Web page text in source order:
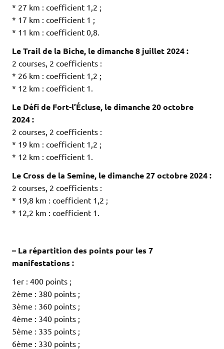
* 27 km : coefficient 1,2 ;
* 17 km : coefficient 1 ;
* 11 km : coefficient 0,8.
Le Trail de la Biche, le dimanche 8 juillet 2024 :
2 courses, 2 coefficients :
* 26 km : coefficient 1,2 ;
* 12 km : coefficient 1.
Le Défi de Fort-l’Écluse, le dimanche 20 octobre
2024 :
2 courses, 2 coefficients :
* 19 km : coefficient 1,2 ;
* 12 km : coefficient 1.
Le Cross de la Semine, le dimanche 27 octobre 2024 :
2 courses, 2 coefficients :
* 19,8 km : coefficient 1,2 ;
* 12,2 km : coefficient 1.
– La répartition des points pour les 7
manifestations :
1er : 400 points ;
2ème : 380 points ;
3ème : 360 points ;
4ème : 340 points ;
5ème : 335 points ;
6ème : 330 points ;